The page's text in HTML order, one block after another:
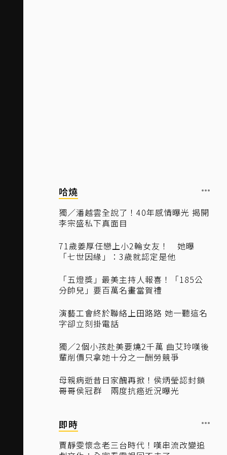
哈燒
獨／潘越雲全說了！40年感情曝光 揭開
李宗盛私下真面目
71歲姜厚任戀上小2輪女友！ 她曝
「七世因緣」：3歲就認定是他
「五燈獎」最美主持人報喜！「185公
分帥兒」要百萬名畫當賀禮
演藝工會終於聯絡上田路路 她一聽這名
字卻立刻掛電話
獨／2個小孩赴美要燒2千萬 曲艾玲嘆後
輩削價只拿她十分之一酬勞競爭
母親病逝昔日家醜再掀！侯炳瑩認封鎖
哥哥侯冠群 兩度抗癌近況曝光
即時
賈靜雯懷念老三台時代！嘆串流改變追